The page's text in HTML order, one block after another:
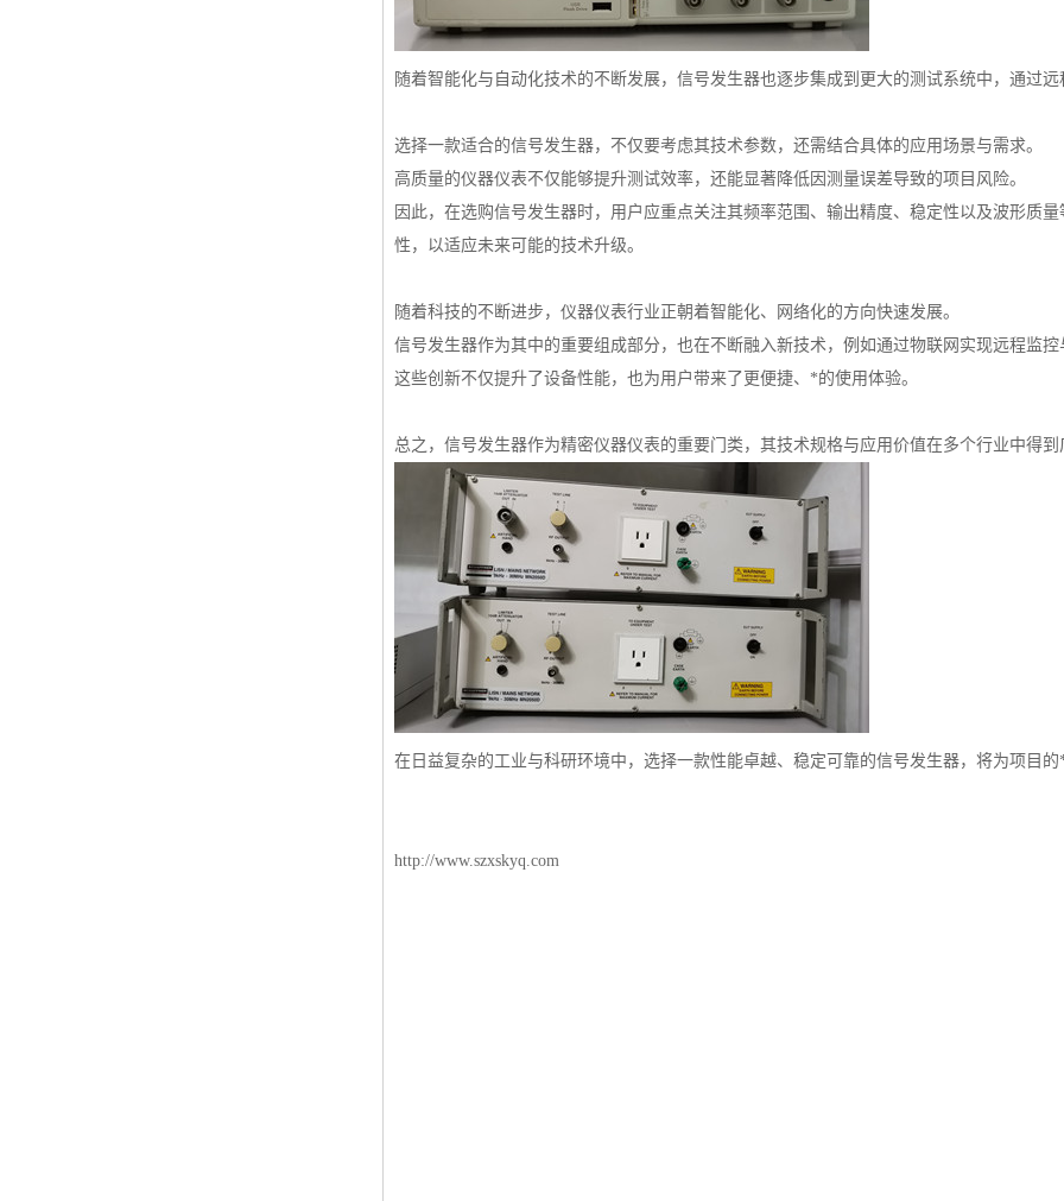
随着智能化与自动化技术的不断发展，信号发生器也逐步集成到更大的测试系统中，通过
选择一款适合的信号发生器，不仅要考虑其技术参数，还需结合具体的应用场景与需求。
高质量的仪器仪表不仅能够提升测试效率，还能显著降低因测量误差导致的项目风险。
因此，在选购信号发生器时，用户应重点关注其频率范围、输出精度、稳定性以及波形质
性，以适应未来可能的技术升级。
随着科技的不断进步，仪器仪表行业正朝着智能化、网络化的方向快速发展。
信号发生器作为其中的重要组成部分，也在不断融入新技术，例如通过物联网实现远程监
这些创新不仅提升了设备性能，也为用户带来了更便捷、*的使用体验。
总之，信号发生器作为精密仪器仪表的重要门类，其技术规格与应用价值在多个行业中得到
在日益复杂的工业与科研环境中，选择一款性能卓越、稳定可靠的信号发生器，将为项目
http://www.szxskyq.com